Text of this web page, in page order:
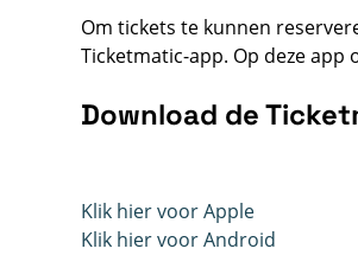
Om tickets te kunnen
Ticketmatic-app. Op deze
Download de
Klik hier voor Apple
Klik hier voor Android